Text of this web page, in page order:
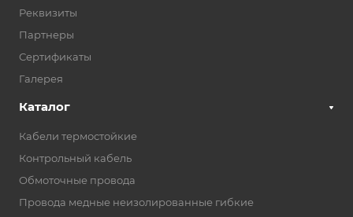
Реквизиты
Партнеры
Сертификаты
Галерея
Каталог
Кабели термостойкие
Контрольный кабель
Обмоточные провода
Провода медные неизолированные гибкие